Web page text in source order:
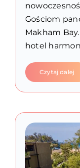
Gościom
Makham
hotel
Czytaj dalej